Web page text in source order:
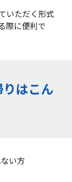
いただく形式
際に便利で
はこん
い方